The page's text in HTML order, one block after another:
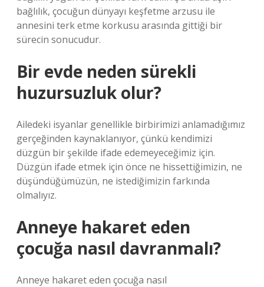
bağlılık, çocuğun dünyayı keşfetme arzusu ile
annesini terk etme korkusu arasında gittiği bir
sürecin sonucudur.
Bir evde neden sürekli
huzursuzluk olur?
Ailedeki isyanlar genellikle birbirimizi anlamadığımız
gerçeğinden kaynaklanıyor, çünkü kendimizi
düzgün bir şekilde ifade edemeyeceğimiz için.
Düzgün ifade etmek için önce ne hissettiğimizin, ne
düşündüğümüzün, ne istediğimizin farkında
olmalıyız.
Anneye hakaret eden
çocuğa nasıl davranmalı?
Anneye hakaret eden çocuğa nasıl